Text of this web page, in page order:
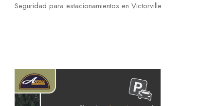
Seguridad para estacionamientos en Victorville